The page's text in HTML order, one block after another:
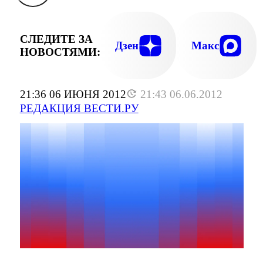
21:36 06 ИЮНЯ 2012
21:43 06.06.2012
РЕДАКЦИЯ ВЕСТИ.РУ
СЛЕДИТЕ ЗА
НОВОСТЯМИ:
Дзен Макс